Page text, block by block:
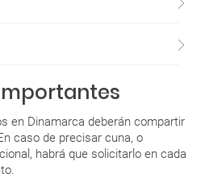
en Dinamarca deberán compartir
caso de precisar cuna, o
habrá que solicitarlo en cada